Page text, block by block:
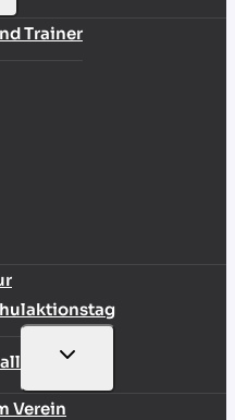
Trainer
UNTERMENÜ
Verein